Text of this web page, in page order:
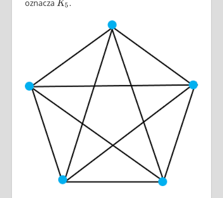
oznacza K5
K5 .